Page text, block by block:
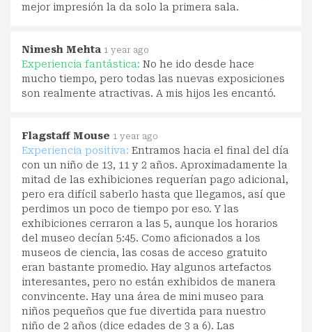
mejor impresión la da solo la primera sala.
Nimesh Mehta 1 year ago
Experiencia fantástica: No he ido desde hace
mucho tiempo, pero todas las nuevas exposiciones
son realmente atractivas. A mis hijos les encantó.
Flagstaff Mouse 1 year ago
Experiencia positiva: Entramos hacia el final del día
con un niño de 13, 11 y 2 años. Aproximadamente la
mitad de las exhibiciones requerían pago adicional,
pero era difícil saberlo hasta que llegamos, así que
perdimos un poco de tiempo por eso. Y las
exhibiciones cerraron a las 5, aunque los horarios
del museo decían 5:45. Como aficionados a los
museos de ciencia, las cosas de acceso gratuito
eran bastante promedio. Hay algunos artefactos
interesantes, pero no están exhibidos de manera
convincente. Hay una área de mini museo para
niños pequeños que fue divertida para nuestro
niño de 2 años (dice edades de 3 a 6). Las